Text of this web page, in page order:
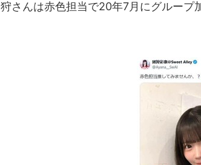
狩さんは赤色担当で20年7月にグループ